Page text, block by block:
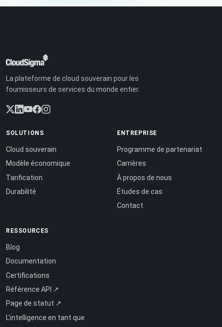
La plateforme de cloud souverain pour les
fournisseurs de services du monde entier.
SOLUTIONS
Cloud souverain
Modèle économique
Tarification
Durabilité
ENTREPRISE
Programme de partenariat
Carrières
À propos de nous
Études de cas
Contact
RESSOURCES
Blog
Documentation
Certifications
Référence API ↗
Page de statut ↗
L'intelligence en tant que